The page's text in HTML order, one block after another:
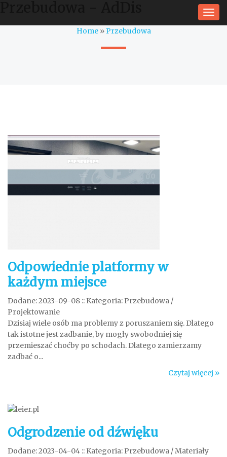
Home»Przebudowa
Odpowiednie platformy w
każdym miejsce
Dodane: 2023-09-08 :: Kategoria: Przebudowa /
Projektowanie
Dzisiaj wiele osób ma problemy z poruszaniem się. Dlatego
tak istotne jest zadbanie, by mogły swobodniej się
przemieszać choćby po schodach. Dlatego zamierzamy
zadbać o...
Czytaj więcej »
Odgrodzenie od dźwięku
Dodane: 2023-04-04 :: Kategoria: Przebudowa / Materiały